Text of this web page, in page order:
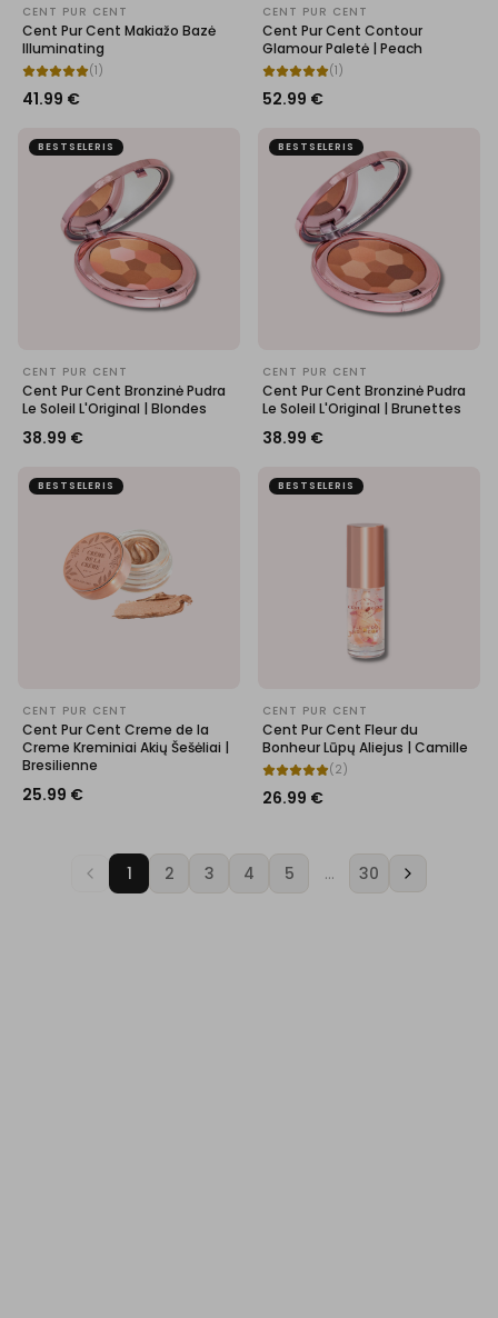
CENT PUR CENT
Cent Pur Cent Makiažo Bazė
Illuminating
(1 )
41.99 €
CENT PUR CENT
Cent Pur Cent Contour
Glamour Paletė | Peach
(1 )
52.99 €
BESTSELERIS
CENT PUR CENT
Cent Pur Cent Bronzinė Pudra
Le Soleil L'Original | Blondes
38.99 €
BESTSELERIS
CENT PUR CENT
Cent Pur Cent Bronzinė Pudra
Le Soleil L'Original | Brunettes
38.99 €
BESTSELERIS
CENT PUR CENT
Cent Pur Cent Creme de la
Creme Kreminiai Akių Šešėliai |
Bresilienne
25.99 €
BESTSELERIS
CENT PUR CENT
Cent Pur Cent Fleur du
Bonheur Lūpų Aliejus | Camille
( 2 )
26.99 €
1 2 3 4 5 … 30